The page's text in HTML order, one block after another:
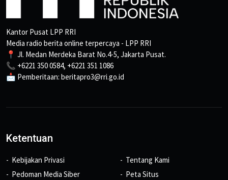
Kantor Pusat LPP RRI
Media radio berita online terpercaya - LPP RRI
📍 Jl. Medan Merdeka Barat No.4-5, Jakarta Pusat.
📞 +6221 350 0584, +6221 351 1086
📩 Pemberitaan: beritapro3@rri.go.id
Ketentuan
Kebijakan Privasi
Pedoman Media Siber
Tentang Kami
Peta Situs